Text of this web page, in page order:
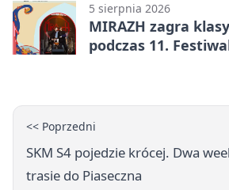
5 sierpnia 2026
MIRAZH zagra
podczas 11.
<< Poprzedni
SKM S4 pojedzie krócej. Dwa
trasie do Piaseczna